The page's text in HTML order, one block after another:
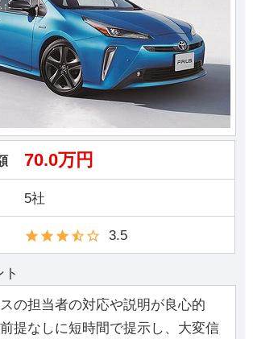
70.0万円
5社
3.5
の担当者の対応や説明が良心的
提なしに短時間で提示し、大変信